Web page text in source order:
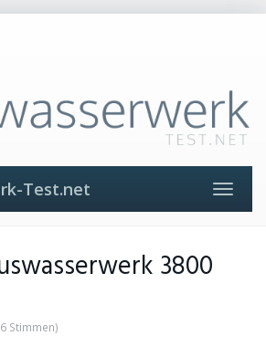
Toggle
Test.net
3800
Stimmen)